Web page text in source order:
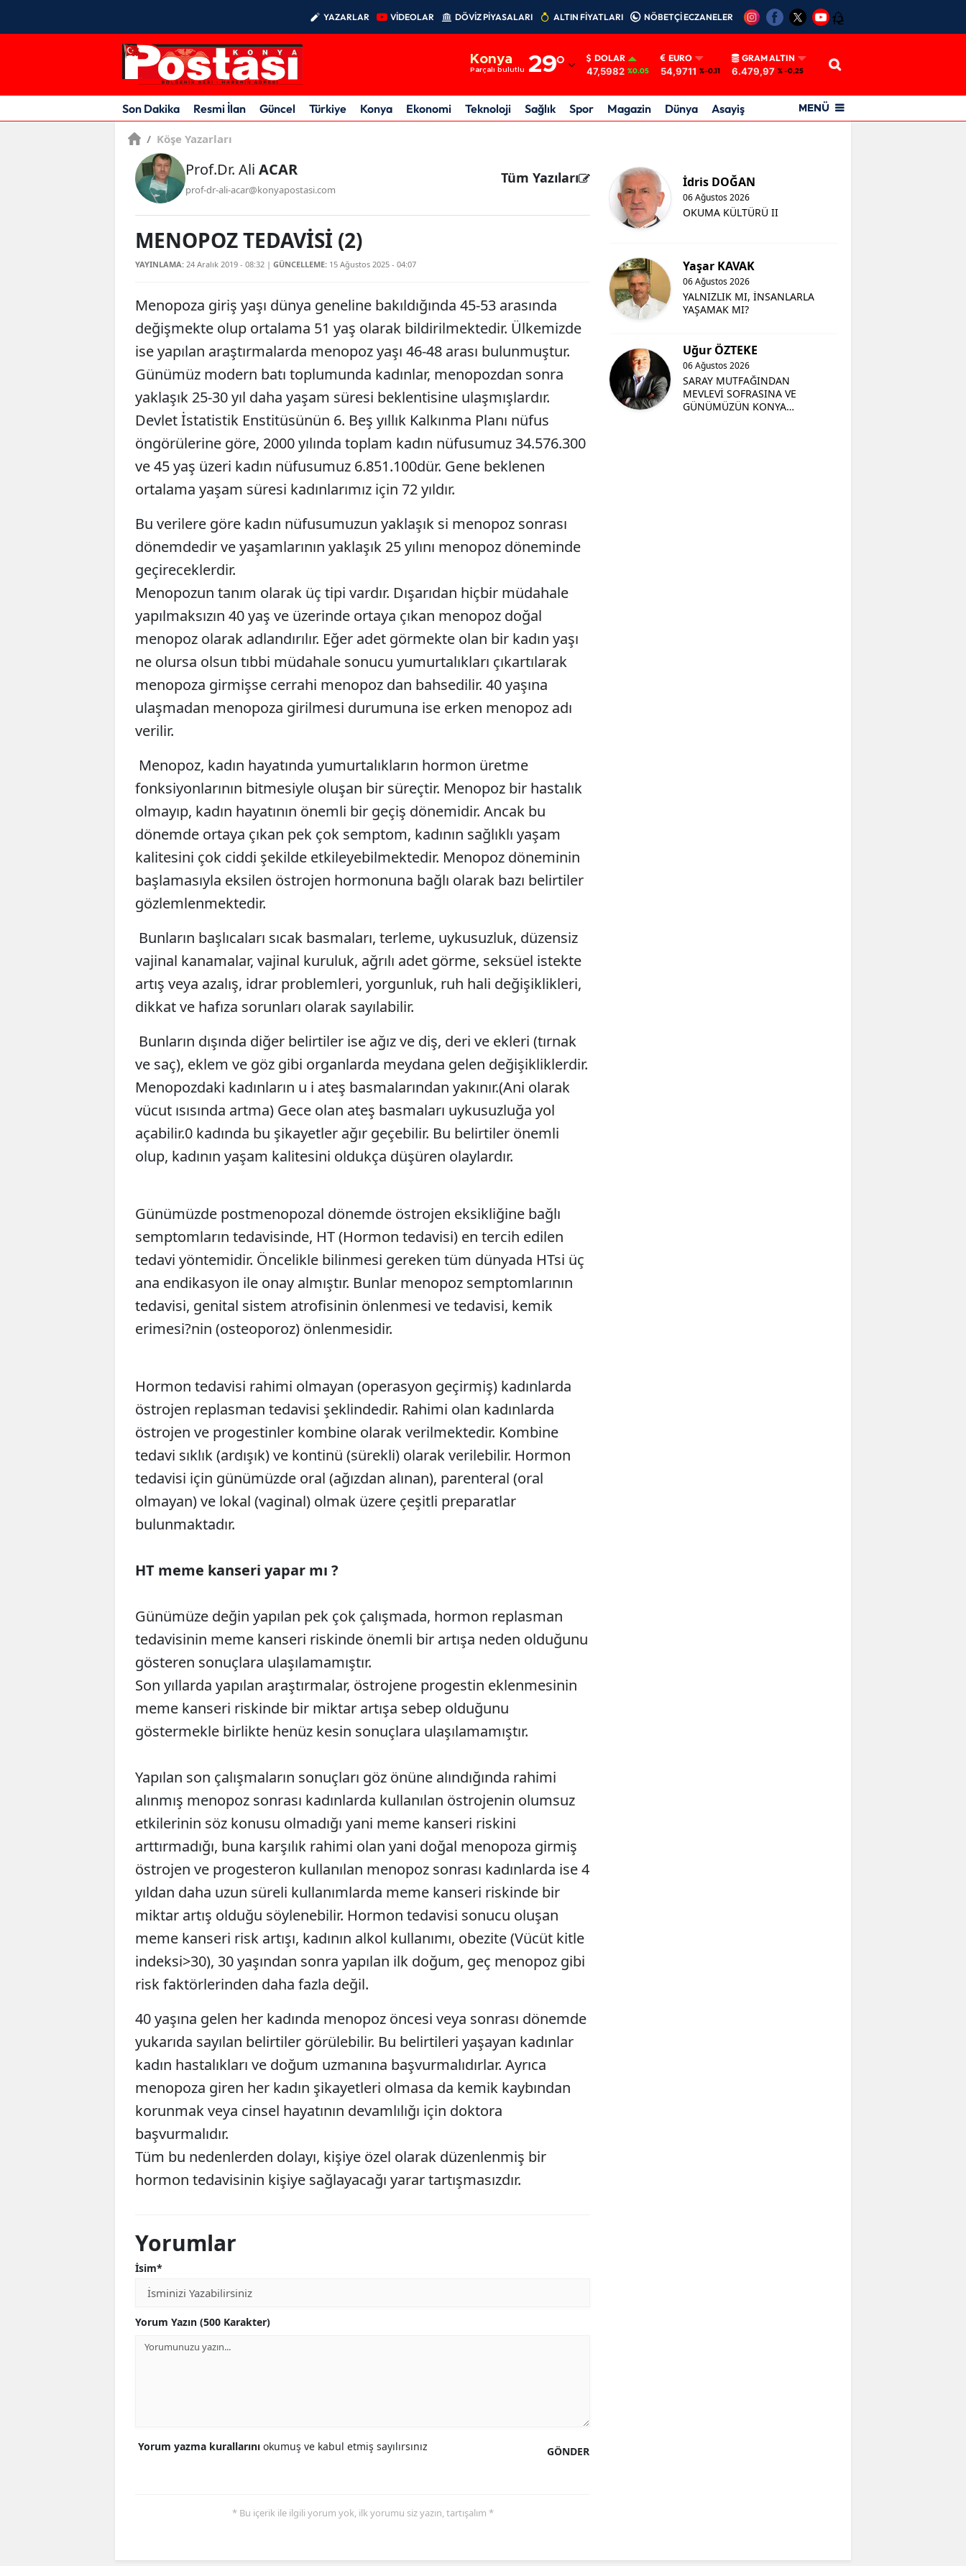
YAZARLAR VİDEOLAR DÖVİZ PİYASALARI ALTIN FİYATLARI NÖBETÇİ ECZANELER 12
Konya
Parçalı bulutlu 29°
Adıyaman
Afyonkarahisar
Antalya
Balıkesir
Bilecik
Bingöl
Bitlis
Bolu
Çankırı
Denizli
Diyarbakır
Edirne
Elazığ
Erzincan
Eskişehir
Gaziantep
Giresun
Isparta
Mersin
İzmir
Kars
Kastamonu
Kayseri
Kırklareli
Kocaeli
Kütahya
Malatya
Mardin
Muğla
Muş
Nevşehir
Samsun
Sinop
Tokat
Trabzon
Tunceli
Şanlıurfa
Uşak
Yozgat
Aksaray
Bayburt
Karaman
Kırıkkale
Şırnak
DOLAR
47,5982 %0.05
EURO
54,9711 %-0.11
GRAM ALTIN
6.479,97 % -0,25
Son Dakika Resmi İlan Güncel Türkiye Konya Ekonomi Teknoloji Sağlık Spor Magazin Dünya Asayiş MENÜ
/ Köşe Yazarları
Prof.Dr. Ali ACAR
prof-dr-ali-acar@konyapostasi.com
Tüm Yazıları
MENOPOZ TEDAVİSİ (2)
YAYINLAMA: 24 Aralık 2019 - 08:32 | GÜNCELLEME: 15 Ağustos 2025 - 04:07
Menopoza giriş yaşı dünya geneline bakıldığında 45-53 arasında
değişmekte olup ortalama 51 yaş olarak bildirilmektedir. Ülkemizde
ise yapılan araştırmalarda menopoz yaşı 46-48 arası bulunmuştur.
Günümüz modern batı toplumunda kadınlar, menopozdan sonra
yaklaşık 25-30 yıl daha yaşam süresi beklentisine ulaşmışlardır.
Devlet İstatistik Enstitüsünün 6. Beş yıllık Kalkınma Planı nüfus
öngörülerine göre, 2000 yılında toplam kadın nüfusumuz 34.576.300
ve 45 yaş üzeri kadın nüfusumuz 6.851.100dür. Gene beklenen
ortalama yaşam süresi kadınlarımız için 72 yıldır.
Bu verilere göre kadın nüfusumuzun yaklaşık si menopoz sonrası
dönemdedir ve yaşamlarının yaklaşık 25 yılını menopoz döneminde
geçireceklerdir.
Menopozun tanım olarak üç tipi vardır. Dışarıdan hiçbir müdahale
yapılmaksızın 40 yaş ve üzerinde ortaya çıkan menopoz doğal
menopoz olarak adlandırılır. Eğer adet görmekte olan bir kadın yaşı
ne olursa olsun tıbbi müdahale sonucu yumurtalıkları çıkartılarak
menopoza girmişse cerrahi menopoz dan bahsedilir. 40 yaşına
ulaşmadan menopoza girilmesi durumuna ise erken menopoz adı
verilir.
Menopoz, kadın hayatında yumurtalıkların hormon üretme
fonksiyonlarının bitmesiyle oluşan bir süreçtir. Menopoz bir hastalık
olmayıp, kadın hayatının önemli bir geçiş dönemidir. Ancak bu
dönemde ortaya çıkan pek çok semptom, kadının sağlıklı yaşam
kalitesini çok ciddi şekilde etkileyebilmektedir. Menopoz döneminin
başlamasıyla eksilen östrojen hormonuna bağlı olarak bazı belirtiler
gözlemlenmektedir.
Bunların başlıcaları sıcak basmaları, terleme, uykusuzluk, düzensiz
vajinal kanamalar, vajinal kuruluk, ağrılı adet görme, seksüel istekte
artış veya azalış, idrar problemleri, yorgunluk, ruh hali değişiklikleri,
dikkat ve hafıza sorunları olarak sayılabilir.
Bunların dışında diğer belirtiler ise ağız ve diş, deri ve ekleri (tırnak
ve saç), eklem ve göz gibi organlarda meydana gelen değişikliklerdir.
Menopozdaki kadınların u i ateş basmalarından yakınır.(Ani olarak
vücut ısısında artma) Gece olan ateş basmaları uykusuzluğa yol
açabilir.0 kadında bu şikayetler ağır geçebilir. Bu belirtiler önemli
olup, kadının yaşam kalitesini oldukça düşüren olaylardır.
Günümüzde postmenopozal dönemde östrojen eksikliğine bağlı
semptomların tedavisinde, HT (Hormon tedavisi) en tercih edilen
tedavi yöntemidir. Öncelikle bilinmesi gereken tüm dünyada HTsi üç
ana endikasyon ile onay almıştır. Bunlar menopoz semptomlarının
tedavisi, genital sistem atrofisinin önlenmesi ve tedavisi, kemik
erimesi?nin (osteoporoz) önlenmesidir.
Hormon tedavisi rahimi olmayan (operasyon geçirmiş) kadınlarda
östrojen replasman tedavisi şeklindedir. Rahimi olan kadınlarda
östrojen ve progestinler kombine olarak verilmektedir. Kombine
tedavi sıklık (ardışık) ve kontinü (sürekli) olarak verilebilir. Hormon
tedavisi için günümüzde oral (ağızdan alınan), parenteral (oral
olmayan) ve lokal (vaginal) olmak üzere çeşitli preparatlar
bulunmaktadır.
HT meme kanseri yapar mı ?
Günümüze değin yapılan pek çok çalışmada, hormon replasman
tedavisinin meme kanseri riskinde önemli bir artışa neden olduğunu
gösteren sonuçlara ulaşılamamıştır.
Son yıllarda yapılan araştırmalar, östrojene progestin eklenmesinin
meme kanseri riskinde bir miktar artışa sebep olduğunu
göstermekle birlikte henüz kesin sonuçlara ulaşılamamıştır.
Yapılan son çalışmaların sonuçları göz önüne alındığında rahimi
alınmış menopoz sonrası kadınlarda kullanılan östrojenin olumsuz
etkilerinin söz konusu olmadığı yani meme kanseri riskini
arttırmadığı, buna karşılık rahimi olan yani doğal menopoza girmiş
östrojen ve progesteron kullanılan menopoz sonrası kadınlarda ise 4
yıldan daha uzun süreli kullanımlarda meme kanseri riskinde bir
miktar artış olduğu söylenebilir. Hormon tedavisi sonucu oluşan
meme kanseri risk artışı, kadının alkol kullanımı, obezite (Vücüt kitle
indeksi>30), 30 yaşından sonra yapılan ilk doğum, geç menopoz gibi
risk faktörlerinden daha fazla değil.
40 yaşına gelen her kadında menopoz öncesi veya sonrası dönemde
yukarıda sayılan belirtiler görülebilir. Bu belirtileri yaşayan kadınlar
kadın hastalıkları ve doğum uzmanına başvurmalıdırlar. Ayrıca
menopoza giren her kadın şikayetleri olmasa da kemik kaybından
korunmak veya cinsel hayatının devamlılığı için doktora
başvurmalıdır.
Tüm bu nedenlerden dolayı, kişiye özel olarak düzenlenmiş bir
hormon tedavisinin kişiye sağlayacağı yarar tartışmasızdır.
Yorumlar
İsim*
Yorum Yazın (500 Karakter)
GÖNDER
Yorum yazma kurallarını okumuş ve kabul etmiş sayılırsınız
* Bu içerik ile ilgili yorum yok, ilk yorumu siz yazın, tartışalım *
İdris DOĞAN
06 Ağustos 2026
OKUMA KÜLTÜRÜ II
Yaşar KAVAK
06 Ağustos 2026
YALNIZLIK MI, İNSANLARLA
YAŞAMAK MI?
Uğur ÖZTEKE
06 Ağustos 2026
SARAY MUTFAĞINDAN
MEVLEVİ SOFRASINA VE
GÜNÜMÜZÜN KONYA